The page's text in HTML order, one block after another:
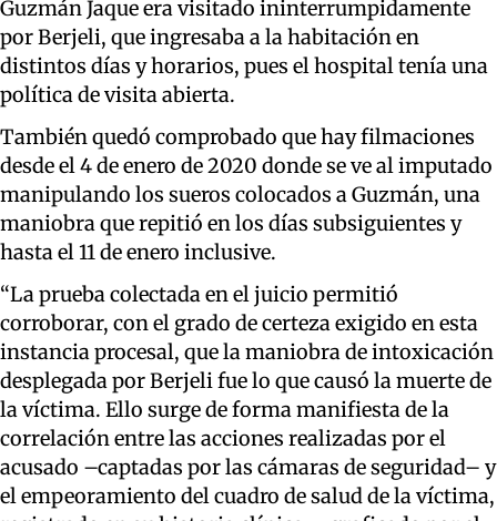
Guzmán Jaque era visitado ininterrumpidamente
por Berjeli, que ingresaba a la habitación en
distintos días y horarios, pues el hospital tenía una
política de visita abierta.
También quedó comprobado que hay filmaciones
desde el 4 de enero de 2020 donde se ve al imputado
manipulando los sueros colocados a Guzmán, una
maniobra que repitió en los días subsiguientes y
hasta el 11 de enero inclusive.
“La prueba colectada en el juicio permitió
corroborar, con el grado de certeza exigido en esta
instancia procesal, que la maniobra de intoxicación
desplegada por Berjeli fue lo que causó la muerte de
la víctima. Ello surge de forma manifiesta de la
correlación entre las acciones realizadas por el
acusado –captadas por las cámaras de seguridad– y
el empeoramiento del cuadro de salud de la víctima,